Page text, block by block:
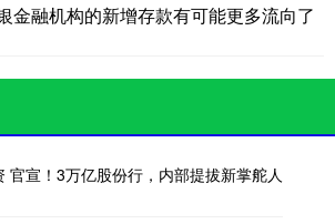
金融机构的新增存款有可能更多流向了
官宣！3万亿股份行，内部提拔新掌舵人